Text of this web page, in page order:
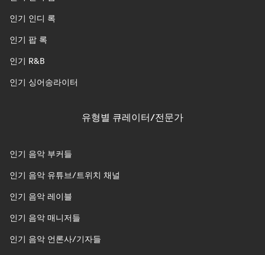
인기 인디 록
인기 팝 록
인기 R&B
인기 싱어송라이터
유형별 큐레이터/전문가
인기 음악 부커들
인기 음악 유튜브/트위치 채널
인기 음악 레이블
인기 음악 매니저들
인기 음악 언론사/기자들